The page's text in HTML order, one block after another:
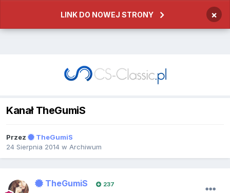
LINK DO NOWEJ STRONY ×
Kanał TheGumiS
Przez
TheGumiS
24 Sierpnia 2014 w Archiwum
TheGumiS 237